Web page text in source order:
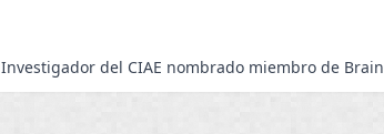
Investigador del CIAE nombrado miembro de